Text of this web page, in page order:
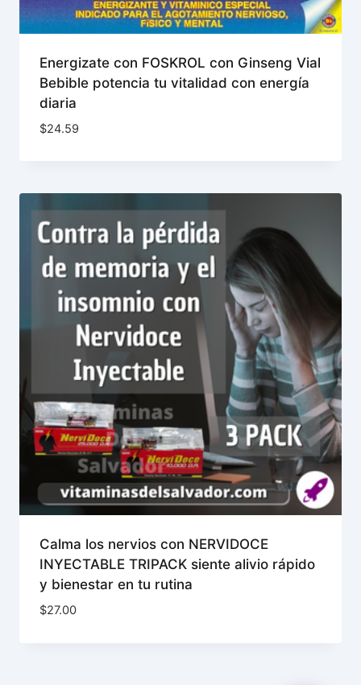
Energizate con FOSKROL con Ginseng Vial
Bebible potencia tu vitalidad con energía
diaria
$24.59
Calma los nervios con NERVIDOCE
INYECTABLE TRIPACK siente alivio rápido
y bienestar en tu rutina
$27.00